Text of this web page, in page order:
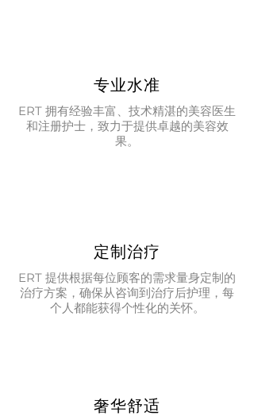
专业水准
ERT 拥有经验丰富、技术精湛的美容医生
和注册护士，致力于提供卓越的美容效
果。
定制治疗
ERT 提供根据每位顾客的需求量身定制的
治疗方案，确保从咨询到治疗后护理，每
个人都能获得个性化的关怀。
奢华舒适